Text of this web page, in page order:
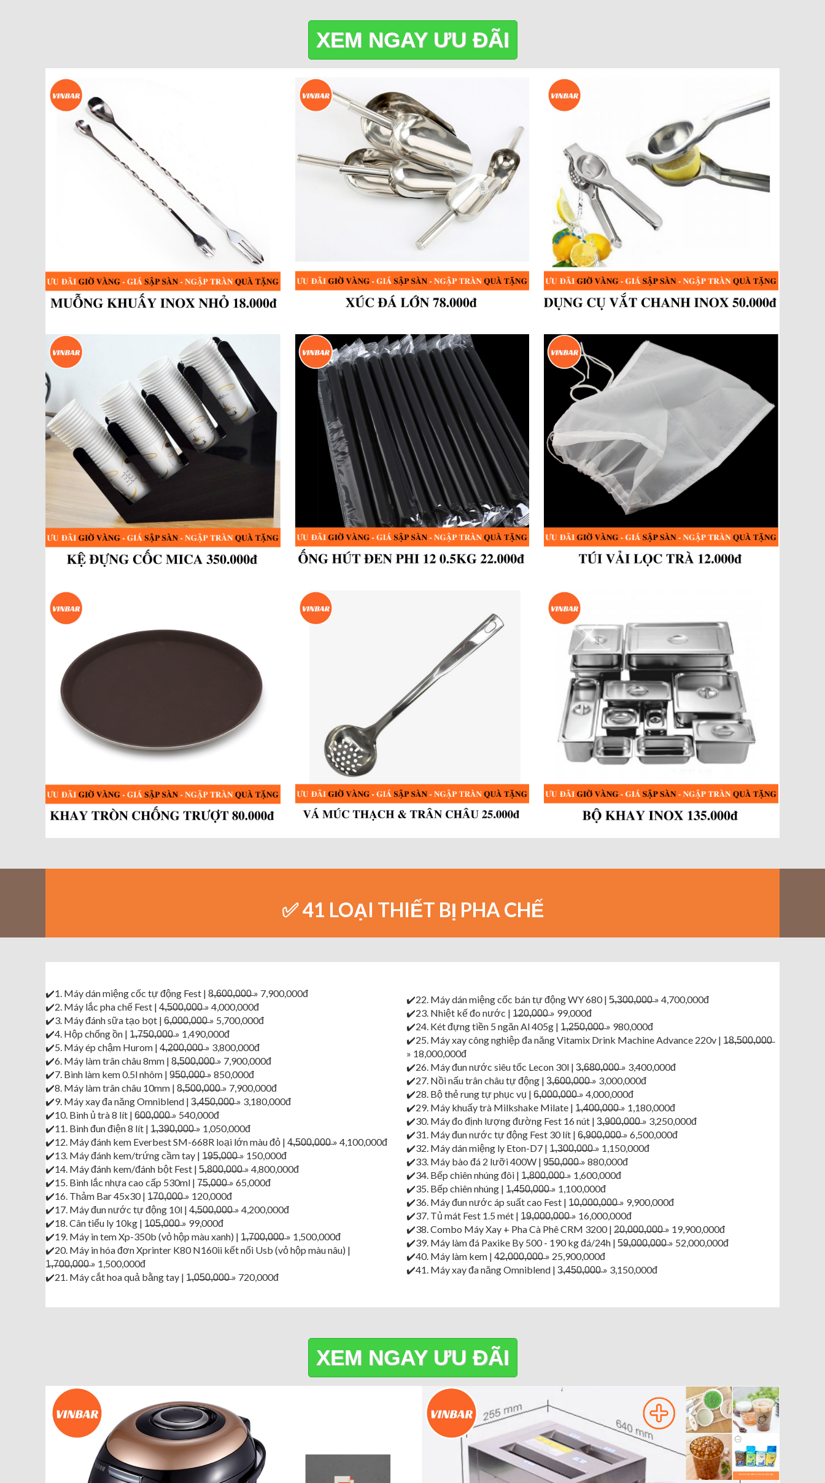
XEM NGAY ƯU ĐÃI
✅ 41 LOẠI THIẾT BỊ PHA CHẾ
✔️1. Máy dán miệng cốc tự động Fest | 8̶,̶6̶0̶0̶,̶0̶0̶0̶ » 7,900,000đ
✔️2. Máy lắc pha chế Fest | 4̶,̶5̶0̶0̶,̶0̶0̶0̶ » 4,000,000đ
✔️3. Máy đánh sữa tạo bọt | 6̶,̶0̶0̶0̶,̶0̶0̶0̶ » 5,700,000đ
✔️4. Hộp chống ồn | 1̶,̶7̶5̶0̶,̶0̶0̶0̶ » 1,490,000đ
✔️5. Máy ép chậm Hurom | 4̶,̶2̶0̶0̶,̶0̶0̶0̶ » 3,800,000đ
✔️6. Máy làm trân châu 8mm | 8̶,̶5̶0̶0̶,̶0̶0̶0̶ » 7,900,000đ
✔️7. Bình làm kem 0.5l nhôm | 9̶5̶0̶,̶0̶0̶0̶ » 850,000đ
✔️8. Máy làm trân châu 10mm | 8̶,̶5̶0̶0̶,̶0̶0̶0̶ » 7,900,000đ
✔️9. Máy xay đa năng Omniblend | 3̶,̶4̶5̶0̶,̶0̶0̶0̶ » 3,180,000đ
✔️10. Bình ủ trà 8 lít | 6̶0̶0̶,̶0̶0̶0̶ » 540,000đ
✔️11. Bình đun điện 8 lít | 1̶,̶3̶9̶0̶,̶0̶0̶0̶ » 1,050,000đ
✔️12. Máy đánh kem Everbest SM-668R loại lớn màu đỏ | 4̶,̶5̶0̶0̶,̶0̶0̶0̶ » 4,100,000đ
✔️13. Máy đánh kem/trứng cầm tay | 1̶9̶5̶,̶0̶0̶0̶ » 150,000đ
✔️14. Máy đánh kem/đánh bột Fest | 5̶,̶8̶0̶0̶,̶0̶0̶0̶ » 4,800,000đ
✔️15. Bình lắc nhựa cao cấp 530ml | 7̶5̶,̶0̶0̶0̶ » 65,000đ
✔️16. Thảm Bar 45x30 | 1̶7̶0̶,̶0̶0̶0̶ » 120,000đ
✔️17. Máy đun nước tự động 10l | 4̶,̶5̶0̶0̶,̶0̶0̶0̶ » 4,200,000đ
✔️18. Cân tiểu ly 10kg | 1̶0̶5̶,̶0̶0̶0̶ » 99,000đ
✔️19. Máy in tem Xp-350b (vỏ hộp màu xanh) | 1̶,̶7̶0̶0̶,̶0̶0̶0̶ » 1,500,000đ
✔️20. Máy in hóa đơn Xprinter K80 N160ii kết nối Usb (vỏ hộp màu nâu) |
1̶,̶7̶0̶0̶,̶0̶0̶0̶ » 1,500,000đ
✔️21. Máy cắt hoa quả bằng tay | 1̶,̶0̶5̶0̶,̶0̶0̶0̶ » 720,000đ
✔️22. Máy dán miệng cốc bán tự động WY 680 | 5̶,̶3̶0̶0̶,̶0̶0̶0̶ » 4,700,000đ
✔️23. Nhiệt kế đo nước | 1̶2̶0̶,̶0̶0̶0̶ » 99,000đ
✔️24. Két đựng tiền 5 ngăn Al 405g | 1̶,̶2̶5̶0̶,̶0̶0̶0̶ » 980,000đ
✔️25. Máy xay công nghiệp đa năng Vitamix Drink Machine Advance 220v | 1̶8̶,̶5̶0̶0̶,̶0̶0̶0̶
» 18,000,000đ
✔️26. Máy đun nước siêu tốc Lecon 30l | 3̶,̶6̶8̶0̶,̶0̶0̶0̶ » 3,400,000đ
✔️27. Nồi nấu trân châu tự động | 3̶,̶6̶0̶0̶,̶0̶0̶0̶ » 3,000,000đ
✔️28. Bộ thẻ rung tự phục vụ | 6̶,̶0̶0̶0̶,̶0̶0̶0̶ » 4,000,000đ
✔️29. Máy khuấy trà Milkshake Milate | 1̶,̶4̶0̶0̶,̶0̶0̶0̶ » 1,180,000đ
✔️30. Máy đo định lượng đường Fest 16 nút | 3̶,̶9̶0̶0̶,̶0̶0̶0̶ » 3,250,000đ
✔️31. Máy đun nước tự động Fest 30 lít | 6̶,̶9̶0̶0̶,̶0̶0̶0̶ » 6,500,000đ
✔️32. Máy dán miệng ly Eton-D7 | 1̶,̶3̶0̶0̶,̶0̶0̶0̶ » 1,150,000đ
✔️33. Máy bào đá 2 lưỡi 400W | 9̶5̶0̶,̶0̶0̶0̶ » 880,000đ
✔️34. Bếp chiên nhúng đôi | 1̶,̶8̶0̶0̶,̶0̶0̶0̶ » 1,600,000đ
✔️35. Bếp chiên nhúng | 1̶,̶4̶5̶0̶,̶0̶0̶0̶ » 1,100,000đ
✔️36. Máy đun nước áp suất cao Fest | 1̶0̶,̶0̶0̶0̶,̶0̶0̶0̶ » 9,900,000đ
✔️37. Tủ mát Fest 1.5 mét | 1̶9̶,̶0̶0̶0̶,̶0̶0̶0̶ » 16,000,000đ
✔️38. Combo Máy Xay + Pha Cà Phê CRM 3200 | 2̶0̶,̶0̶0̶0̶,̶0̶0̶0̶ » 19,900,000đ
✔️39. Máy làm đá Paxike By 500 - 190 kg đá/24h | 5̶9̶,̶0̶0̶0̶,̶0̶0̶0̶ » 52,000,000đ
✔️40. Máy làm kem | 4̶2̶,̶0̶0̶0̶,̶0̶0̶0̶ » 25,900,000đ
✔️41. Máy xay đa năng Omniblend | 3̶,̶4̶5̶0̶,̶0̶0̶0̶ » 3,150,000đ
XEM NGAY ƯU ĐÃI